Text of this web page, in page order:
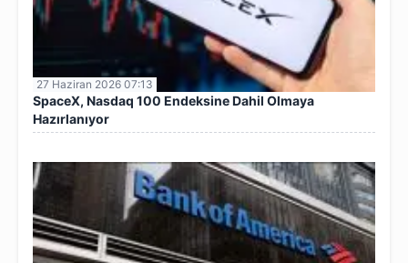
27 Haziran 2026 07:13
SpaceX, Nasdaq 100 Endeksine Dahil Olmaya
Hazırlanıyor